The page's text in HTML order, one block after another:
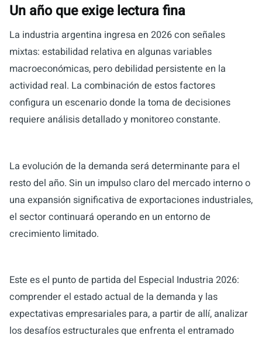
Un año que exige lectura fina
La industria argentina ingresa en 2026 con señales
mixtas: estabilidad relativa en algunas variables
macroeconómicas, pero debilidad persistente en la
actividad real. La combinación de estos factores
configura un escenario donde la toma de decisiones
requiere análisis detallado y monitoreo constante.
La evolución de la demanda será determinante para el
resto del año. Sin un impulso claro del mercado interno o
una expansión significativa de exportaciones industriales,
el sector continuará operando en un entorno de
crecimiento limitado.
Este es el punto de partida del Especial Industria 2026:
comprender el estado actual de la demanda y las
expectativas empresariales para, a partir de allí, analizar
los desafíos estructurales que enfrenta el entramado